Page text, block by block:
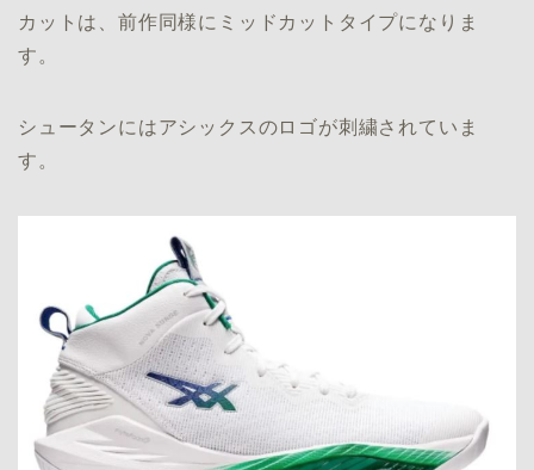
カットは、前作同様にミッドカットタイプになりま
す。
シュータンにはアシックスのロゴが刺繍されていま
す。